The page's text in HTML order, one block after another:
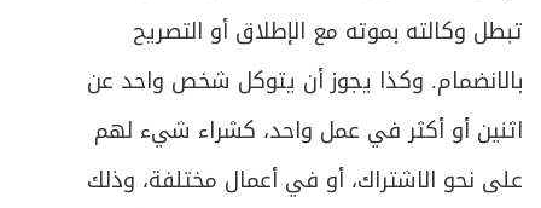
تبطل وكالته بموته مع الإطلاق أو التصريح
بالانضمام. وكذا يجوز أن يتوكل شخص واحد عن
اثنين أو أكثر في عمل واحد، كشراء شيء لهم
على نحو الاشتراك، أو في أعمال مختلفة، وذلك